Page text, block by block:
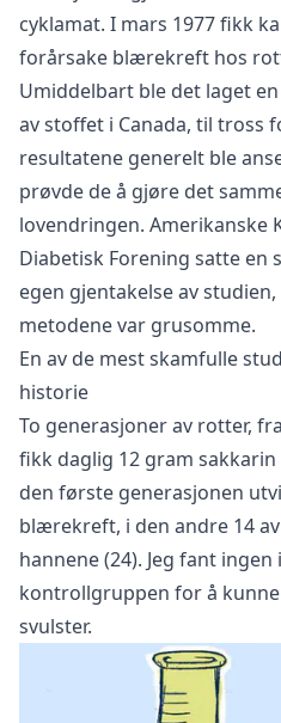
cyklamat. I mars 1977 fikk
forårsake blærekreft hos
Umiddelbart ble det laget
av stoffet i Canada, til tross
resultatene generelt ble
prøvde de å gjøre det
lovendringen. Amerikanske
Diabetisk Forening satte
egen gjentakelse av
metodene var grusomme.
En av de mest skamfulle
historie
To generasjoner av rotter,
fikk daglig 12 gram
den første generasjonen
blærekreft, i den andre 14
hannene (24). Jeg fant
kontrollgruppen for å
svulster.